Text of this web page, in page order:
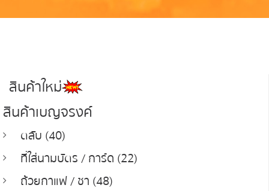
สินค้าใหม่
สินค้าเบญจรงค์
ตลับ (40)
ที่ใส่นามบัตร / การ์ด (22)
ถ้วยกาแฟ / ชา (48)